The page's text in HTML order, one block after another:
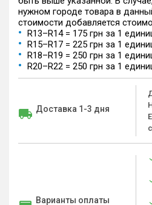
нужном городе товара в
стоимости добавляется
R13–R14 = 175 грн за 1
R15–R17 = 225 грн за 1
R18–R19 = 250 грн за 1
R20–R22 = 250 грн за 1
Доставка 1-3 дня
Варианты оплаты